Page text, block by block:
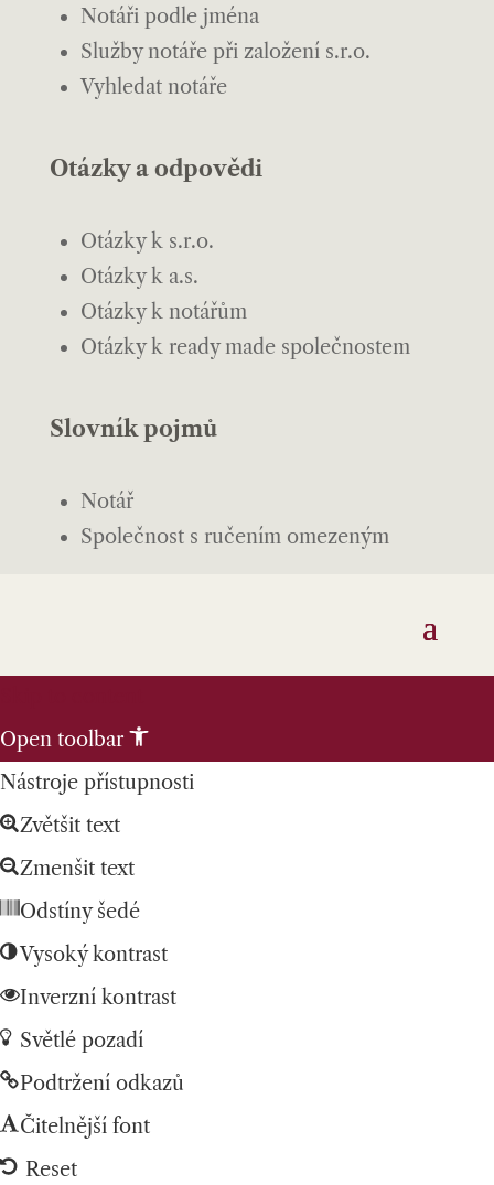
Notáři podle jména
Služby notáře při založení s.r.o.
Vyhledat notáře
Otázky a odpovědi
Otázky k s.r.o.
Otázky k a.s.
Otázky k notářům
Otázky k ready made společnostem
Slovník pojmů
Notář
Společnost s ručením omezeným
Open toolbar
Nástroje přístupnosti
Zvětšit text
Zmenšit text
Odstíny šedé
Vysoký kontrast
Inverzní kontrast
Světlé pozadí
Podtržení odkazů
Čitelnější font
Reset